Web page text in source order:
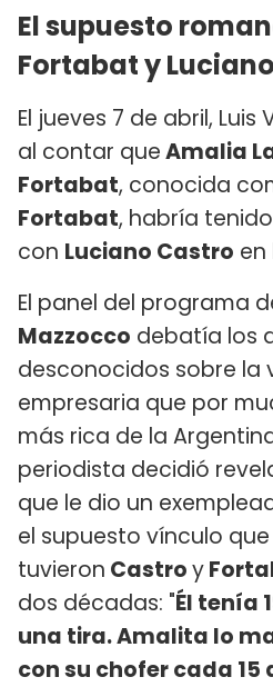
El supuesto
Fortabat y
El jueves 7 de abril,
al contar queAmalia
Fortabat, conocida
Fortabat, habría
con Luciano Castro en
El panel del programa
Mazzocco debatía los
desconocidos sobre la
empresaria que por
más rica de la
periodista decidió
que le dio un
el supuesto vínculo que
tuvieron Castroy
dos décadas: "Él tenía
una tira. Amalita lo
con su chofer cada